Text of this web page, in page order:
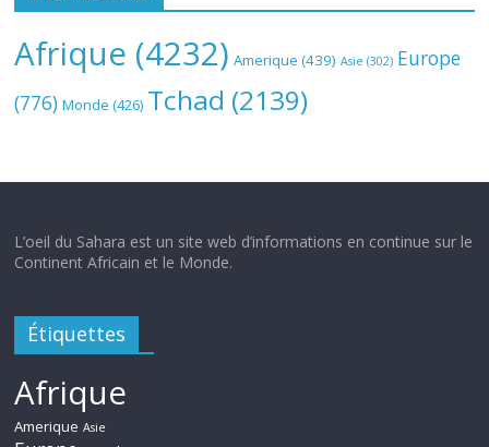
Afrique (4232) Amerique (439) Asie (302) Europe
(776) Monde (426) Tchad (2139)
L’oeil du Sahara est un site web d’informations en continue sur le
Continent Africain et le Monde.
Étiquettes
Afrique
Amerique Asie